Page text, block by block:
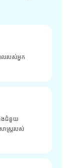
លរបស់អ្នក
និងជំនួយ
ាស្រ្តរបស់